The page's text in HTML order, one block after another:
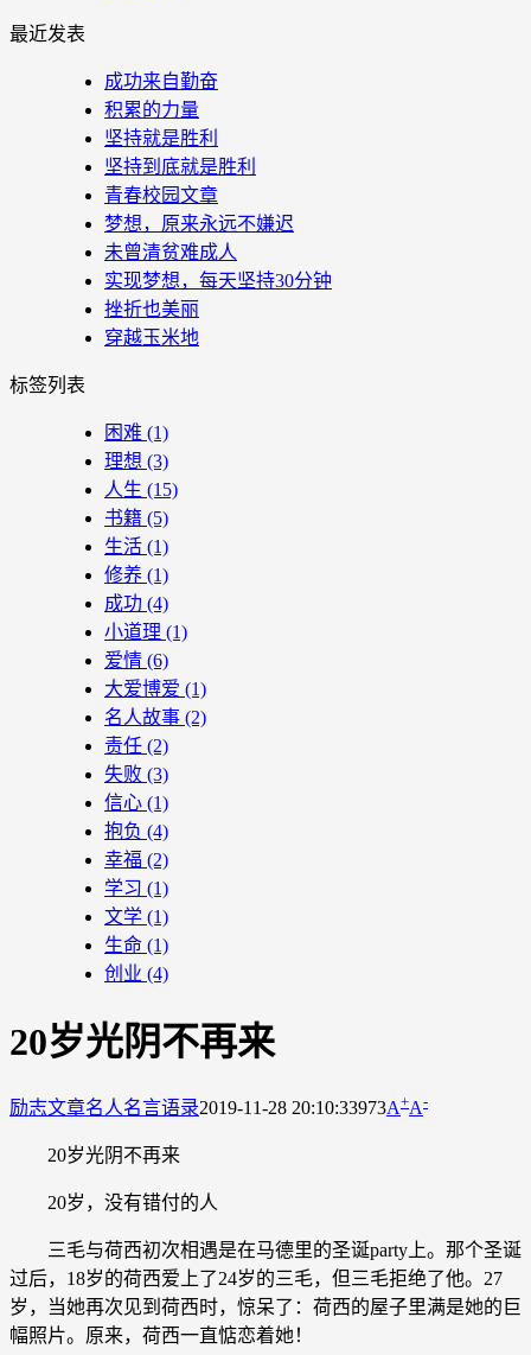
最近发表
成功来自勤奋
积累的力量
坚持就是胜利
坚持到底就是胜利
青春校园文章
梦想，原来永远不嫌迟
未曾清贫难成人
实现梦想，每天坚持30分钟
挫折也美丽
穿越玉米地
标签列表
困难 (1)
理想 (3)
人生 (15)
书籍 (5)
生活 (1)
修养 (1)
成功 (4)
小道理 (1)
爱情 (6)
大爱博爱 (1)
名人故事 (2)
责任 (2)
失败 (3)
信心 (1)
抱负 (4)
幸福 (2)
学习 (1)
文学 (1)
生命 (1)
创业 (4)
20岁光阴不再来
励志文章名人名言语录2019-11-28 20:10:33973A+A-
20岁光阴不再来
20岁，没有错付的人
三毛与荷西初次相遇是在马德里的圣诞party上。那个圣诞
过后，18岁的荷西爱上了24岁的三毛，但三毛拒绝了他。27
岁，当她再次见到荷西时，惊呆了：荷西的屋子里满是她的巨
幅照片。原来，荷西一直惦恋着她！